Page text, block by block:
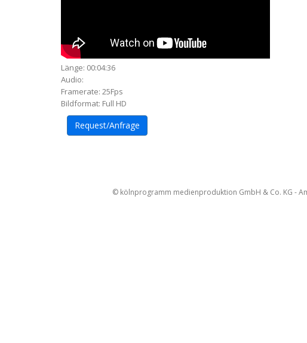
Länge: 00:04:36
Audio:
Framerate: 25Fps
Bildformat: Full HD
Request/Anfrage
Navigation
© kölnprogramm medienproduktion GmbH & Co. KG -